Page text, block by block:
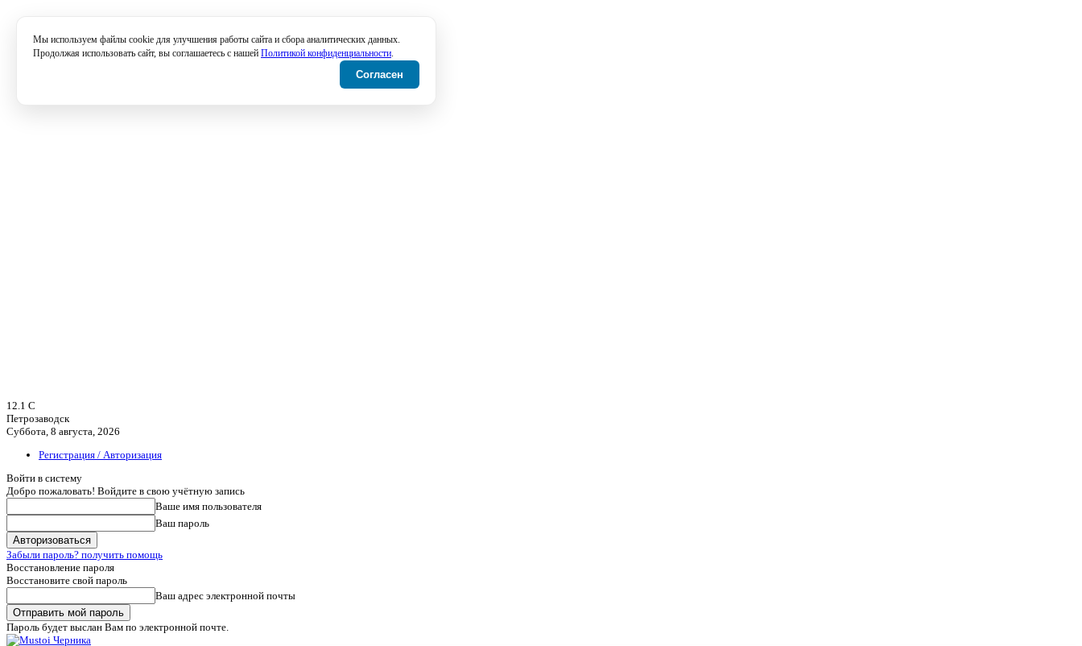
12.1 C
Петрозаводск
Суббота, 8 августа, 2026
Регистрация / Авторизация
Войти в систему
Добро пожаловать! Войдите в свою учётную запись
Ваше имя пользователя
Ваш пароль
Забыли пароль? получить помощь
Восстановление пароля
Восстановите свой пароль
Ваш адрес электронной почты
Пароль будет выслан Вам по электронной почте.
Черника
Мы используем файлы cookie для улучшения работы сайта и сбора аналитических данных.
Продолжая использовать сайт, вы соглашаетесь с нашей Политикой конфиденциальности.
Согласен